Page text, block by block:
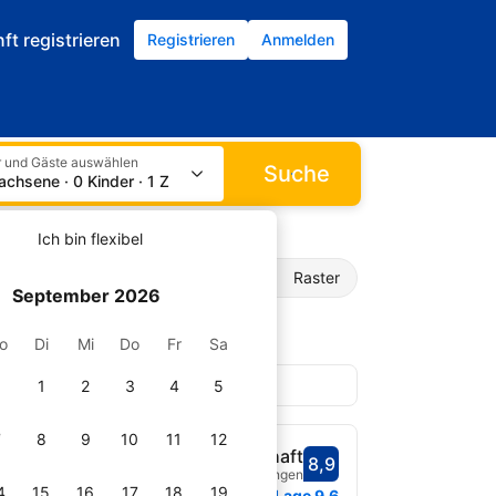
registrieren Registrieren Anmelden
Ich bin flexibel
September 2026
Di Mi Do Fr Sa
1 2 3 4 5
8 9 10 11 12
15 16 17 18 19
und Gäste auswählen
· 0 Kinder · 1 Zimmer Suche
Raster
Bewertet mit 8,9
8,9
Fabelhaft
420 Bewertungen